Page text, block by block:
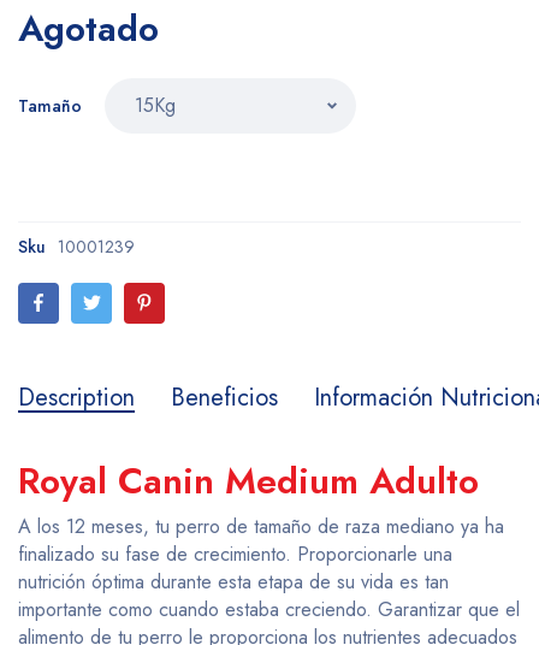
Agotado
Tamaño
Sku 10001239
Description Beneficios Información
Royal Canin Medium Adulto
A los 12 meses, tu perro de tamaño de raza mediano ya ha
finalizado su fase de crecimiento. Proporcionarle una
nutrición óptima durante esta etapa de su vida es tan
importante como cuando estaba creciendo. Garantizar que el
alimento de tu perro le proporciona los nutrientes adecuados